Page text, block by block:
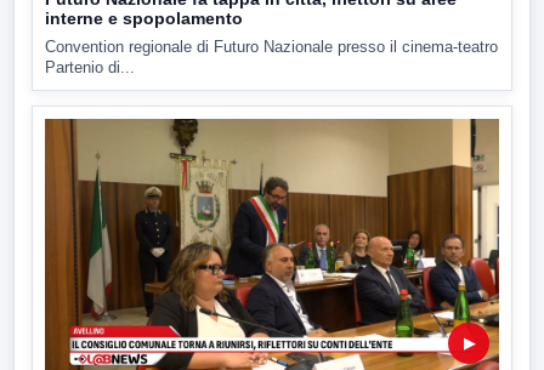
interne e spopolamento
Convention regionale di Futuro Nazionale presso il cinema-teatro
Partenio di...
▶